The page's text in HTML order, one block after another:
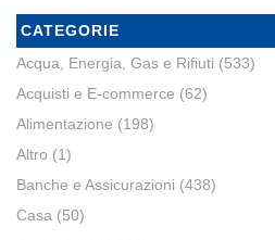
CATEGORIE
Acqua, Energia, Gas e Rifiuti (533)
Acquisti e E-commerce (62)
Alimentazione (198)
Altro (1)
Banche e Assicurazioni (438)
Casa (50)